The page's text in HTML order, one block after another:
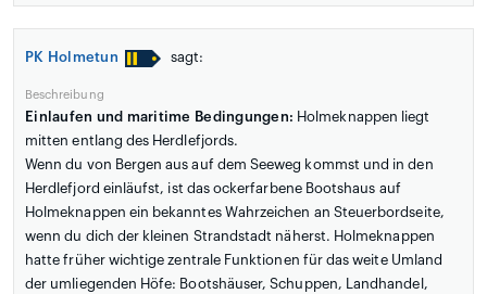
PK Holmetun sagt:
Beschreibung
Einlaufen und maritime Bedingungen: Holmeknappen liegt
mitten entlang des Herdlefjords.
Wenn du von Bergen aus auf dem Seeweg kommst und in den
Herdlefjord einläufst, ist das ockerfarbene Bootshaus auf
Holmeknappen ein bekanntes Wahrzeichen an Steuerbordseite,
wenn du dich der kleinen Strandstadt näherst. Holmeknappen
hatte früher wichtige zentrale Funktionen für das weite Umland
der umliegenden Höfe: Bootshäuser, Schuppen, Landhandel,